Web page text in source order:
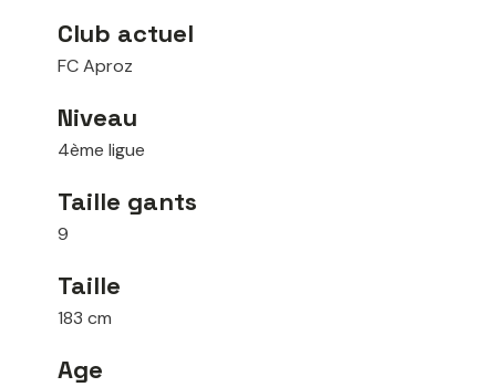
Club actuel
FC Aproz
Niveau
4ème ligue
Taille gants
9
Taille
183 cm
Age